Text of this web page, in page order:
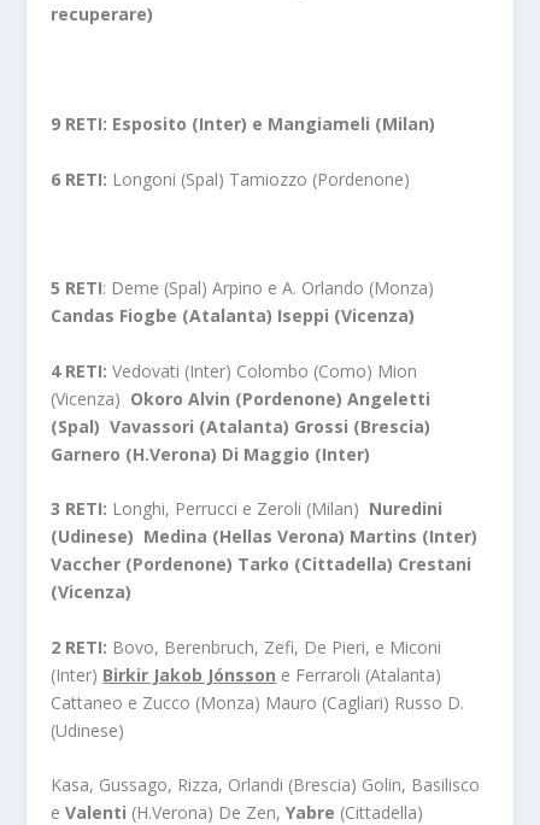
recuperare)
9 RETI: Esposito (Inter) e Mangiameli (Milan)
6 RETI: Longoni (Spal) Tamiozzo (Pordenone)
5 RETI: Deme (Spal) Arpino e A. Orlando (Monza)
Candas Fiogbe (Atalanta) Iseppi (Vicenza)
4 RETI: Vedovati (Inter) Colombo (Como) Mion
(Vicenza) Okoro Alvin (Pordenone) Angeletti
(Spal) Vavassori (Atalanta) Grossi (Brescia)
Garnero (H.Verona) Di Maggio (Inter)
3 RETI: Longhi, Perrucci e Zeroli (Milan) Nuredini
(Udinese) Medina (Hellas Verona) Martins (Inter)
Vaccher (Pordenone) Tarko (Cittadella) Crestani
(Vicenza)
2 RETI: Bovo, Berenbruch, Zefi, De Pieri, e Miconi
(Inter) Birkir Jakob Jónsson e Ferraroli (Atalanta)
Cattaneo e Zucco (Monza) Mauro (Cagliari) Russo D.
(Udinese)
Kasa, Gussago, Rizza, Orlandi (Brescia) Golin, Basilisco
eValenti (H.Verona) De Zen, Yabre (Cittadella)